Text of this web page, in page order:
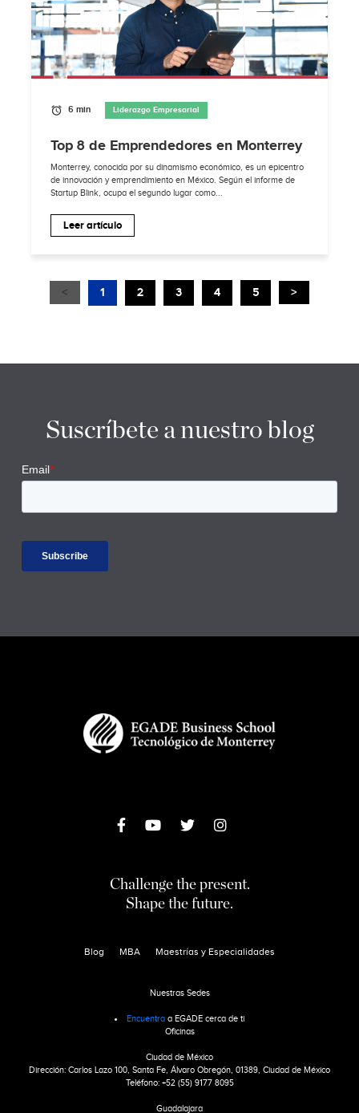
6 min Liderazgo Empresarial
Top 8 de Emprendedores en Monterrey
Monterrey, conocida por su dinamismo económico, es un epicentro
de innovación y emprendimiento en México. Según el informe de
Startup Blink, ocupa el segundo lugar como...
Leer artículo
< 1 2 3 4 5 >
Suscríbete a nuestro blog
Challenge the present.
Shape the future.
Blog MBA Maestrías y Especialidades
Nuestras Sedes
Encuentra a EGADE cerca de ti
Oficinas
Ciudad de México
Dirección: Carlos Lazo 100, Santa Fe, Álvaro Obregón, 01389, Ciudad de México
Teléfono: +52 (55) 9177 8095
Guadalajara